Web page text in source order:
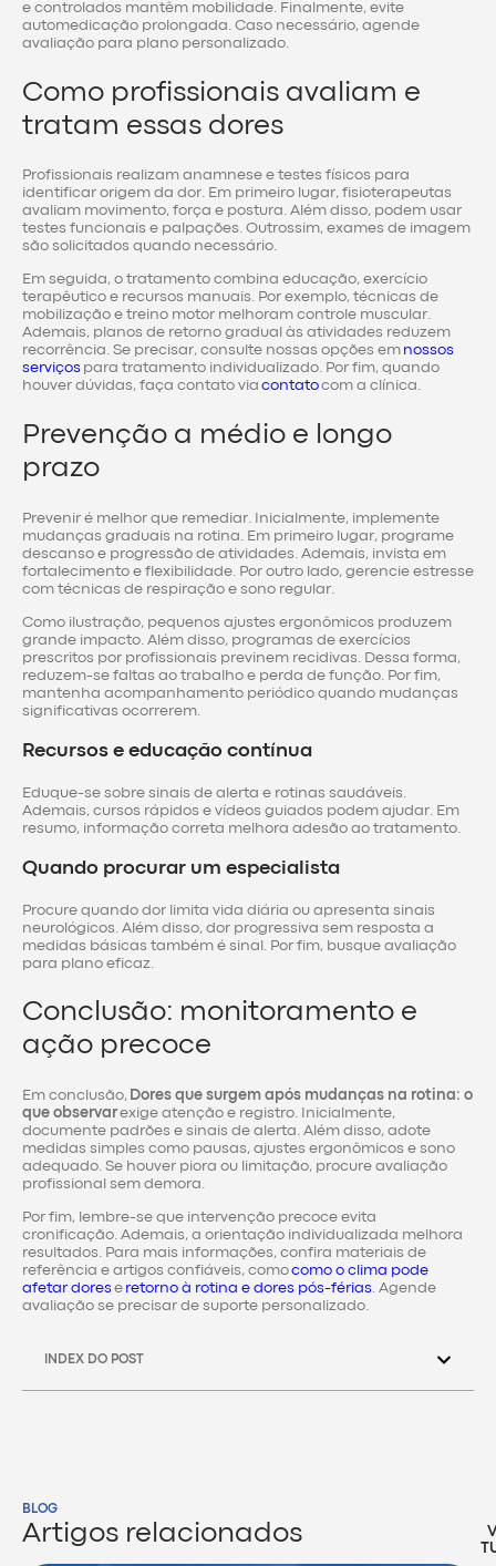
e controlados mantêm mobilidade. Finalmente, evite
automedicação prolongada. Caso necessário, agende
avaliação para plano personalizado.
Como profissionais avaliam e
tratam essas dores
Profissionais realizam anamnese e testes físicos para
identificar origem da dor. Em primeiro lugar, fisioterapeutas
avaliam movimento, força e postura. Além disso, podem usar
testes funcionais e palpações. Outrossim, exames de imagem
são solicitados quando necessário.
Em seguida, o tratamento combina educação, exercício
terapêutico e recursos manuais. Por exemplo, técnicas de
mobilização e treino motor melhoram controle muscular.
Ademais, planos de retorno gradual às atividades reduzem
recorrência. Se precisar, consulte nossas opções em nossos
serviços para tratamento individualizado. Por fim, quando
houver dúvidas, faça contato via contatocom a clínica.
Prevenção a médio e longo
prazo
Prevenir é melhor que remediar. Inicialmente, implemente
mudanças graduais na rotina. Em primeiro lugar, programe
descanso e progressão de atividades. Ademais, invista em
fortalecimento e flexibilidade. Por outro lado, gerencie estresse
com técnicas de respiração e sono regular.
Como ilustração, pequenos ajustes ergonômicos produzem
grande impacto. Além disso, programas de exercícios
prescritos por profissionais previnem recidivas. Dessa forma,
reduzem-se faltas ao trabalho e perda de função. Por fim,
mantenha acompanhamento periódico quando mudanças
significativas ocorrerem.
Recursos e educação contínua
Eduque-se sobre sinais de alerta e rotinas saudáveis.
Ademais, cursos rápidos e vídeos guiados podem ajudar. Em
resumo, informação correta melhora adesão ao tratamento.
Quando procurar um especialista
Procure quando dor limita vida diária ou apresenta sinais
neurológicos. Além disso, dor progressiva sem resposta a
medidas básicas também é sinal. Por fim, busque avaliação
para plano eficaz.
Conclusão: monitoramento e
ação precoce
Em conclusão, Dores que surgem após mudanças na rotina: o
que observarexige atenção e registro. Inicialmente,
documente padrões e sinais de alerta. Além disso, adote
medidas simples como pausas, ajustes ergonômicos e sono
adequado. Se houver piora ou limitação, procure avaliação
profissional sem demora.
Por fim, lembre-se que intervenção precoce evita
cronificação. Ademais, a orientação individualizada melhora
resultados. Para mais informações, confira materiais de
referência e artigos confiáveis, comocomo o clima pode
afetar dorese retorno à rotina e dores pós-férias . Agende
avaliação se precisar de suporte personalizado.
INDEX DO POST
BLOG
Artigos relacionados